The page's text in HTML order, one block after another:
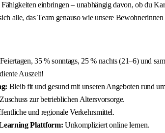
einbringen – unabhängig davon, ob du
alle, das Team genauso wie unsere
35 % sonntags, 25 % nachts (21–6) und
Auszeit!
Bleib fit und gesund mit unseren Angeboten rund
zur betrieblichen Altersvorsorge.
und regionale Verkehrsmittel.
Plattform: Unkompliziert online lernen.